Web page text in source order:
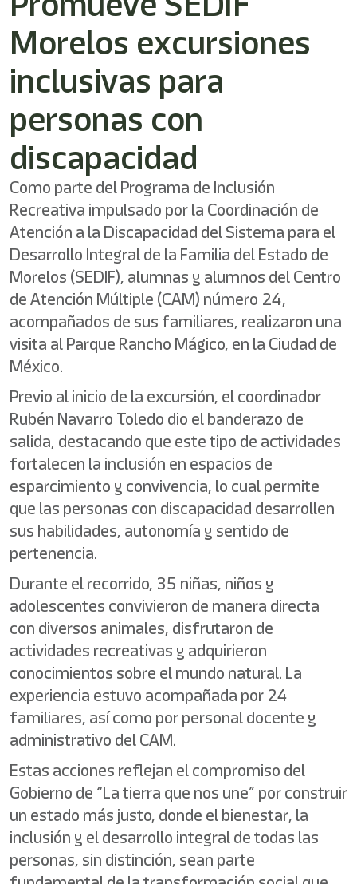
Morelos excursiones
inclusivas para
personas con
discapacidad
Como parte del Programa de Inclusión
Recreativa impulsado por la Coordinación de
Atención a la Discapacidad del Sistema para el
Desarrollo Integral de la Familia del Estado de
Morelos (SEDIF), alumnas y alumnos del Centro
de Atención Múltiple (CAM) número 24,
acompañados de sus familiares, realizaron una
visita al Parque Rancho Mágico, en la Ciudad de
México.
Previo al inicio de la excursión, el coordinador
Rubén Navarro Toledo dio el banderazo de
salida, destacando que este tipo de actividades
fortalecen la inclusión en espacios de
esparcimiento y convivencia, lo cual permite
que las personas con discapacidad desarrollen
sus habilidades, autonomía y sentido de
pertenencia.
Durante el recorrido, 35 niñas, niños y
adolescentes convivieron de manera directa
con diversos animales, disfrutaron de
actividades recreativas y adquirieron
conocimientos sobre el mundo natural. La
experiencia estuvo acompañada por 24
familiares, así como por personal docente y
administrativo del CAM.
Estas acciones reflejan el compromiso del
Gobierno de “La tierra que nos une” por construir
un estado más justo, donde el bienestar, la
inclusión y el desarrollo integral de todas las
personas, sin distinción, sean parte